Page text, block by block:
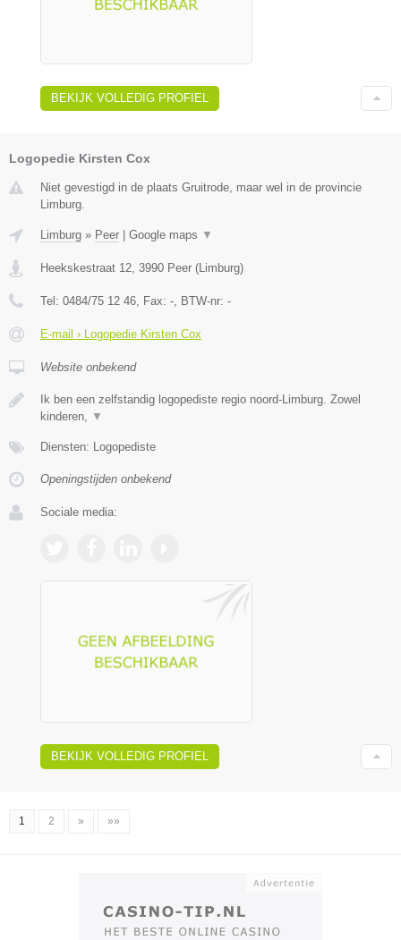
BEKIJK VOLLEDIG PROFIEL
Logopedie Kirsten Cox
Niet gevestigd in de plaats Gruitrode, maar wel in de provincie
Limburg.
Limburg » Peer Google maps ▼
Heekskestraat 12, 3990 Peer (Limburg)
Tel: 0484/75 12 46, Fax: -, BTW-nr: -
E-mail › Logopedie Kirsten Cox
Website onbekend
Ik ben een zelfstandig logopediste regio noord-Limburg. Zowel
kinderen, ▼
Diensten: Logopediste
Openingstijden onbekend
Sociale media:
BEKIJK VOLLEDIG PROFIEL
1 2 » »»